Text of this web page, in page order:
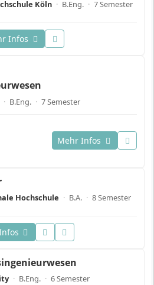
Köln · B.Eng. · 7 Semester
Infos
· B.Eng. · 7 Semester
Mehr Infos
Hochschule · B.A. · 8 Semester
· B.Eng. · 6 Semester